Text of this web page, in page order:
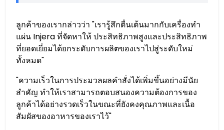
ลูกค้าของเรากล่าวว่า "เรารู้สึกตื่นเต้นมากกับเครื่องทำ
แผ่น Injera ที่จัดหาให้ ประสิทธิภาพสูงและประสิทธิภาพ
ที่ยอดเยี่ยมได้ยกระดับการผลิตของเราไปสู่ระดับใหม่
ทั้งหมด"
"ความเร็วในการประมวลผลคำสั่งได้เพิ่มขึ้นอย่างมีนัย
สำคัญ ทำให้เราสามารถตอบสนองความต้องการของ
ลูกค้าได้อย่างรวดเร็วในขณะที่ยังคงคุณภาพและเนื้อ
สัมผัสของอาหารของเราไว้"